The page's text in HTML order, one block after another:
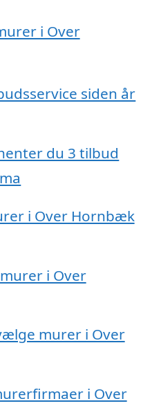
i Over
siden år
du 3 tilbud
i Over Hornbæk
i Over
murer i Over
i Over